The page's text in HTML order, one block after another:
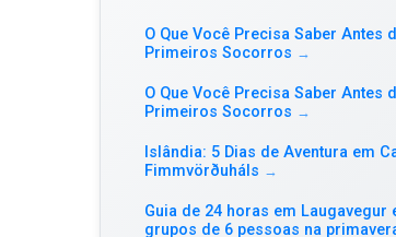
O Que Você Precisa Saber Antes
Primeiros Socorros →
O Que Você Precisa Saber Antes
Primeiros Socorros →
Islândia: 5 Dias de Aventura em
Fimmvörðuháls →
Guia de 24 horas em Laugavegur
grupos de 6 pessoas na